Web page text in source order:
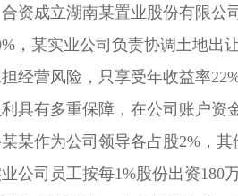
资成立湖南某置业股份有限公
，某实业公司负责协调土地出
经营风险，只享受年收益率
具有多重保障，在公司账户资
某作为公司领导各占股2%，
公司员工按每1%股份出资180